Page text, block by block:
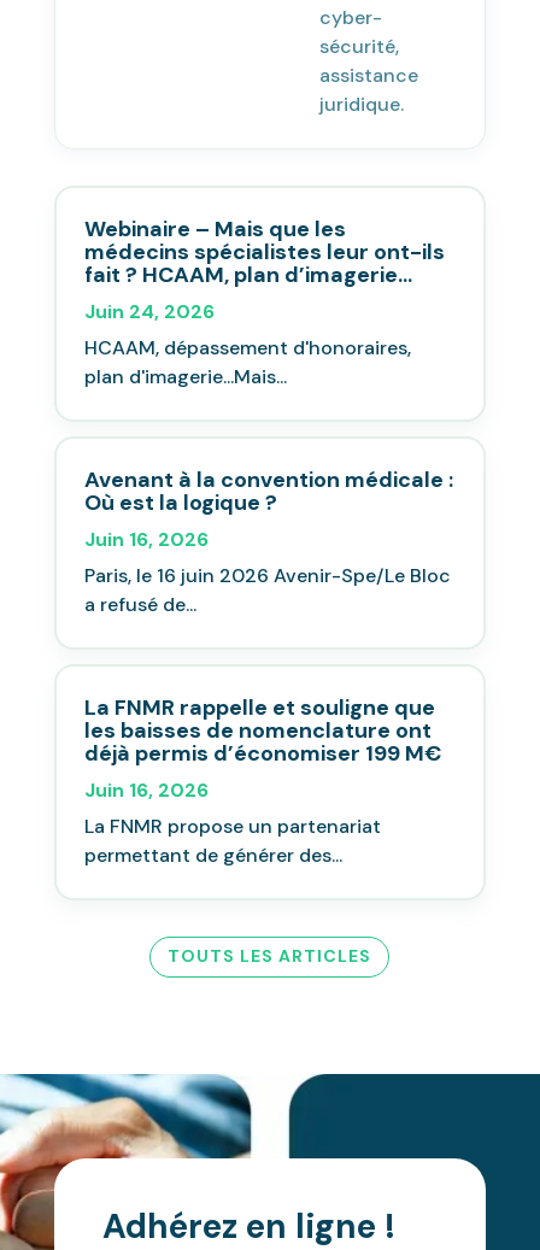
cyber-
sécurité,
assistance
juridique.
Webinaire – Mais que les
médecins spécialistes leur ont-ils
fait ? HCAAM, plan d’imagerie…
Juin 24, 2026
HCAAM, dépassement d'honoraires,
plan d'imagerie...Mais...
Avenant à la convention médicale :
Où est la logique ?
Juin 16, 2026
Paris, le 16 juin 2026 Avenir-Spe/Le Bloc
a refusé de...
La FNMR rappelle et souligne que
les baisses de nomenclature ont
déjà permis d’économiser 199 M€
Juin 16, 2026
La FNMR propose un partenariat
permettant de générer des...
TOUTS LES ARTICLES
Adhérez en ligne !